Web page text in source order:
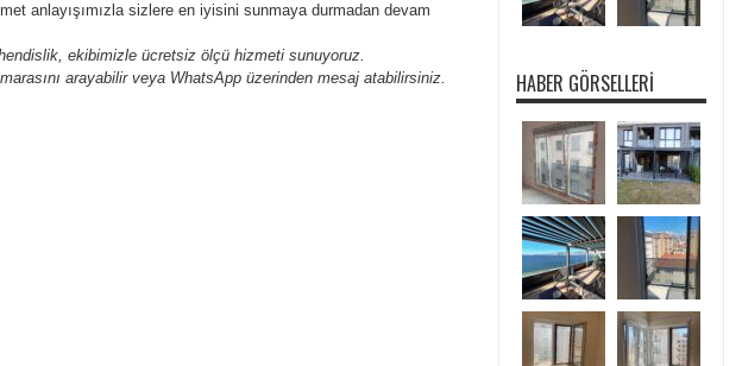
anlayışımızla sizlere en iyisini sunmaya durmadan devam
ekibimizle ücretsiz ölçü hizmeti sunuyoruz.
arayabilir veya WhatsApp üzerinden mesaj atabilirsiniz.
HABER GÖRSELLERI